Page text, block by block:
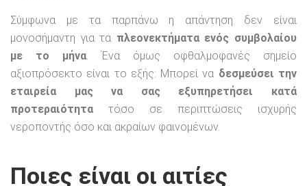
Σύμφωνα με τα παρπάνω η απάντηση δεν είναι
μονοσήμαντη για τα πλεονεκτήματα ενός συμβολαίου
με το μήνα. Ένα όμως οφθαλμοφανές σημείο
αξιοπρόσεκτο είναι το εξής: Μπορεί να δεσμεύσει την
εταιρεία μας να σας εξυπηρετήσει κατά
προτεραιότητα τόσο σε περιπτώσεις ισχυρής
νεροποντής όσο και ακραίων φαινομένων.
Ποιες είναι οι αιτίες